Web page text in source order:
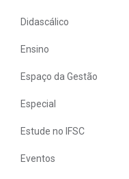
Didascálico
Ensino
Espaço da Gestão
Especial
Estude no IFSC
Eventos